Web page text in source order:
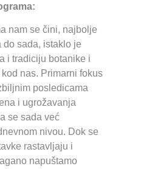
nam se čini, najbolje
do sada, istaklo je
i tradiciju botanike i
nas. Primarni fokus
posledicama
i ugrožavanja
se sada već
nivou. Dok se
rastavljaju i
napuštamo